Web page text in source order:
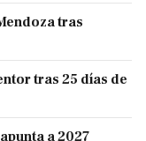
tras
tras 25 días de
a 2027